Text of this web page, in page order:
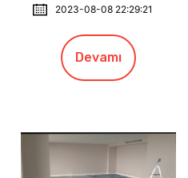
2023-08-08 22:29:21
Devamı